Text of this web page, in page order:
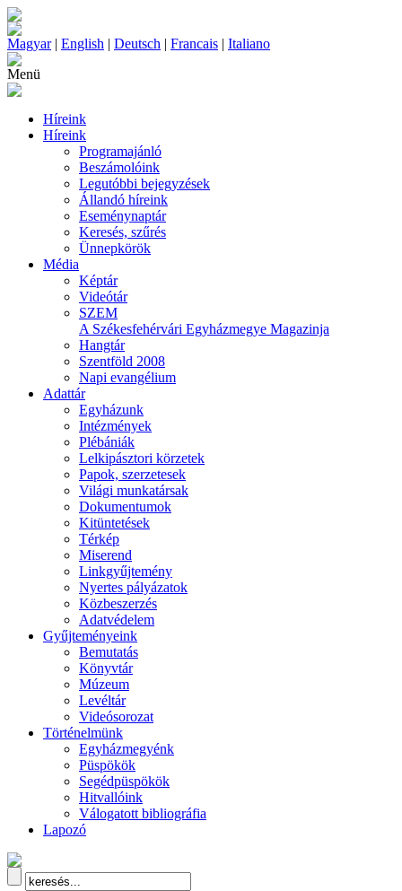
Magyar| English | Deutsch | Francais | Italiano
Menü
Híreink
Híreink
Programajánló
Beszámolóink
Legutóbbi bejegyzések
Állandó híreink
Eseménynaptár
Keresés, szűrés
Ünnepkörök
Média
Képtár
Videótár
SZEM
A Székesfehérvári Egyházmegye Magazinja
Hangtár
Szentföld 2008
Napi evangélium
Adattár
Egyházunk
Intézmények
Plébániák
Lelkipásztori körzetek
Papok, szerzetesek
Világi munkatársak
Dokumentumok
Kitüntetések
Térkép
Miserend
Linkgyűjtemény
Nyertes pályázatok
Közbeszerzés
Adatvédelem
Gyűjteményeink
Bemutatás
Könyvtár
Múzeum
Levéltár
Videósorozat
Történelmünk
Egyházmegyénk
Püspökök
Segédpüspökök
Hitvallóink
Válogatott bibliográfia
Lapozó